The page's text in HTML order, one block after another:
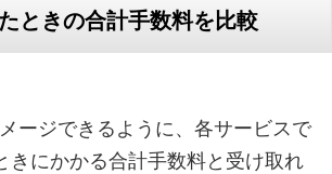
ときの合計手数料を比較
ージできるように、各サービスで
きにかかる合計手数料と受け取れ